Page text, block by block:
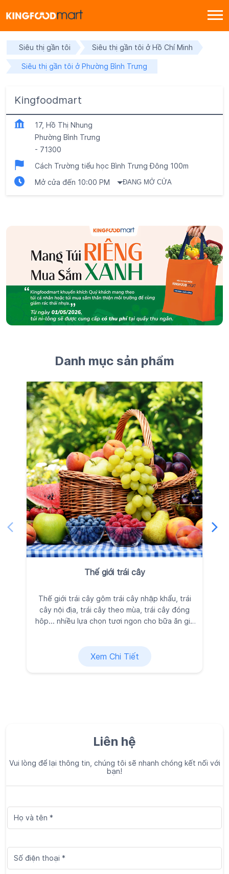
Siêu thị gần tôi Siêu thị gần tôi ở Hồ Chí Minh
Siêu thị gần tôi ở Phường Bình Trưng
Kingfoodmart
17, Hồ Thị Nhung
Phường Bình Trưng
- 71300
Cách Trường tiểu học Bình Trưng Đông 100m
Mở cửa đến 10:00 PM
ĐANG MỞ CỬA
Danh mục sản phẩm
Thế giới trái cây
Thế giới trái cây gôm trái cây nhập khẩu, trái
cây nội địa, trái cây theo mùa, trái cây đóng
hôp... nhiều lựa chọn tươi ngon cho bữa ăn gia
Xem Chi Tiết
Liên hệ
Vui lòng để lại thông tin, chúng tôi sẽ nhanh chóng kết nối với
bạn!